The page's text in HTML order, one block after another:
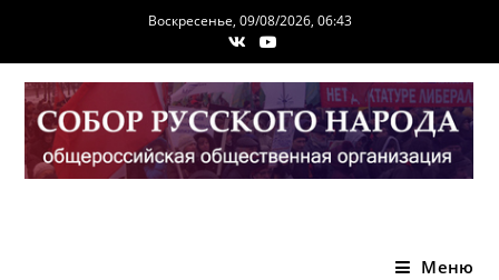
содержимому
Воскресенье, 09/08/2026, 06:43
Меню